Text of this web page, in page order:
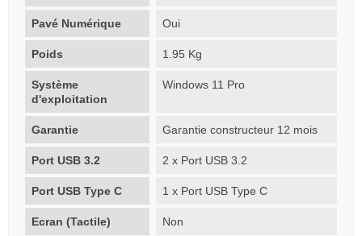
Pavé Numérique Oui
Poids 1.95 Kg
Système
d'exploitation
Windows 11 Pro
Garantie Garantie constructeur 12 mois
Port USB 3.2 2 x Port USB 3.2
Port USB Type C 1 x Port USB Type C
Ecran (Tactile) Non